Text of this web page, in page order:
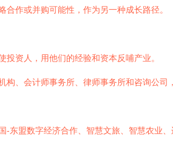
合作或并购可能性，作为另一种成长路径。
投资人，用他们的经验和资本反哺产业。
构、会计师事务所、律师事务所和咨询公司
-东盟数字经济合作、智慧文旅、智慧农业